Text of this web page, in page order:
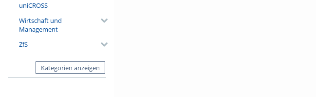
uniCROSS
Wirtschaft und
Management
ZfS
Kategorien anzeigen